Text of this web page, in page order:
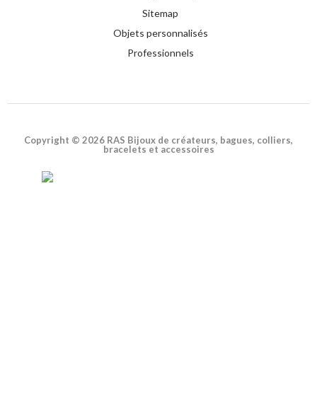
Sitemap
Objets personnalisés
Professionnels
Copyright © 2026 RAS Bijoux de créateurs, bagues, colliers,
bracelets et accessoires